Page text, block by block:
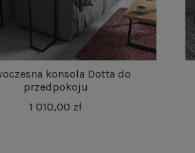
konsola Dotta do
przedpokoju
1 010,00 zł